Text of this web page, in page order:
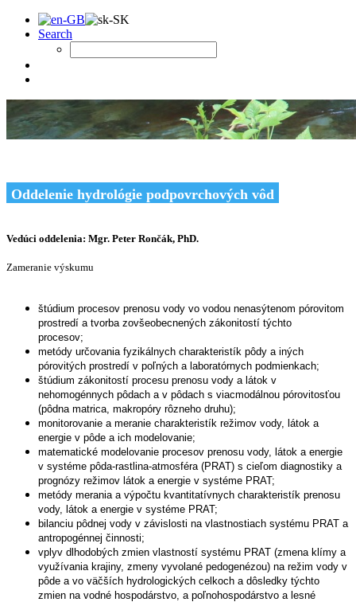
Search
Oddelenie hydrológie podpovrchových vôd
Vedúci oddelenia: Mgr. Peter Rončák, PhD.
Zameranie výskumu
štúdium procesov prenosu vody vo vodou nenasýtenom pórovitom
prostredí a tvorba zovšeobecnených zákonitostí týchto
procesov;
metódy určovania fyzikálnych charakteristík pôdy a iných
pórovitých prostredí v poľných a laboratórnych podmienkach;
štúdium zákonitostí procesu prenosu vody a látok v
nehomogénnych pôdach a v pôdach s viacmodálnou pórovitosťou
(pôdna matrica, makropóry rôzneho druhu);
monitorovanie a meranie charakteristík režimov vody, látok a
energie v pôde a ich modelovanie;
matematické modelovanie procesov prenosu vody, látok a energie
v systéme pôda-rastlina-atmosféra (PRAT) s cieľom diagnostiky a
prognózy režimov látok a energie v systéme PRAT;
metódy merania a výpočtu kvantitatívnych charakteristík prenosu
vody, látok a energie v systéme PRAT;
bilanciu pôdnej vody v závislosti na vlastnostiach systému PRAT a
antropogénnej činnosti;
vplyv dlhodobých zmien vlastností systému PRAT (zmena klímy a
využívania krajiny, zmeny vyvolané pedogenézou) na režim vody v
pôde a vo väčších hydrologických celkoch a dôsledky týchto
zmien na vodné hospodárstvo, a poľnohospodárstvo a lesné